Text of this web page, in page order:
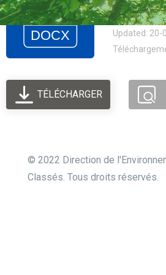
Created: 20-
Updated: 20-
TÉLÉCHARGER
© 2022 Direction de
Classés. Tous droits réservés.